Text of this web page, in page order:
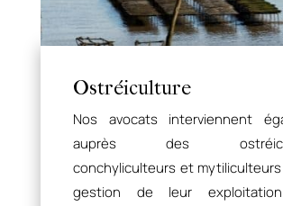
Ostréiculture
Nos avocats interviennent
auprès des
conchyliculteurs et
gestion de leur